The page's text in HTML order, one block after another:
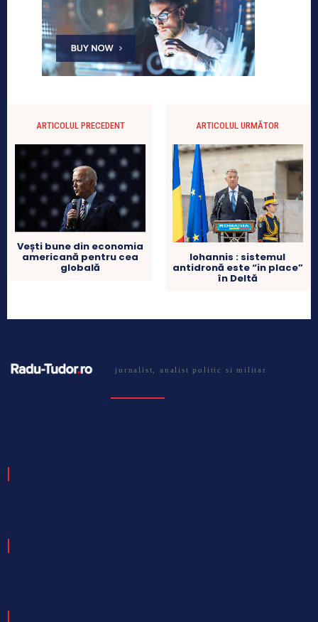
ARTICOLUL PRECEDENT
Vești bune din economia
americană pentru cea
globală
ARTICOLUL URMĂTOR
Iohannis : sistemul
antidronă este “in place”
în Deltă
jurnalist, analist politic si militar